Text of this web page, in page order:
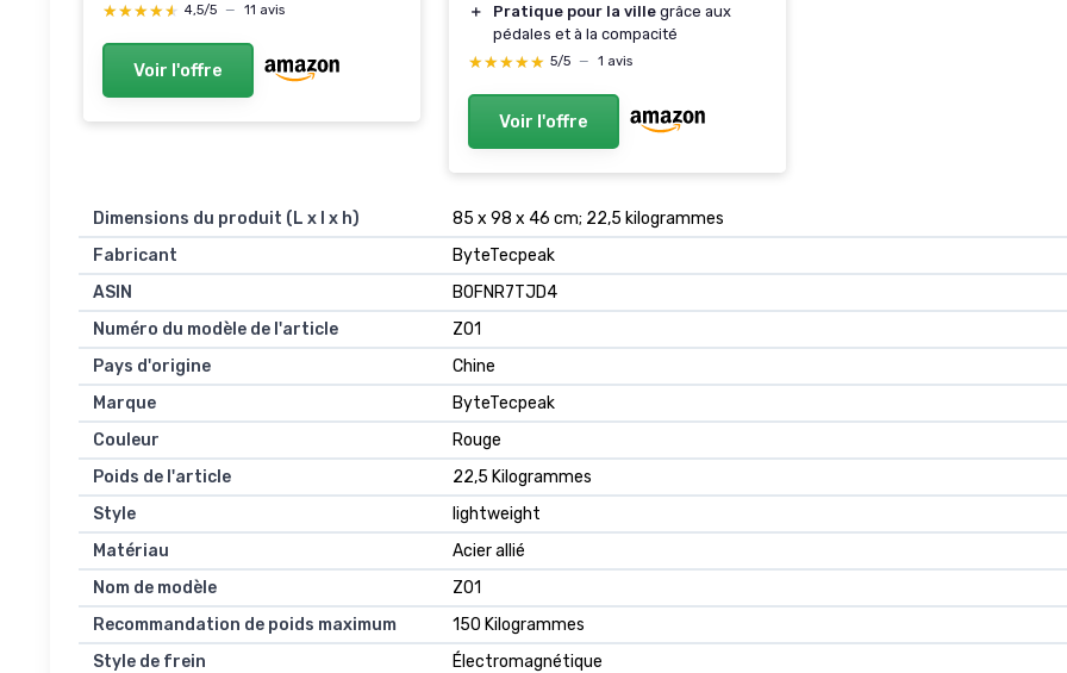
★★★★★
★★★★★ 4,5/5 — 11 avis
Voir l'offre
＋
Pratique pour la ville grâce aux
pédales et à la compacité
★★★★★
★★★★★ 5/5 — 1 avis
Voir l'offre
Dimensions du produit (L x l x h)
85 x 98 x 46 cm; 22,5 kilogrammes
Fabricant
ByteTecpeak
ASIN
B0FNR7TJD4
Numéro du modèle de l'article
Z01
Pays d'origine
Chine
Marque
ByteTecpeak
Couleur
Rouge
Poids de l'article
22,5 Kilogrammes
Style
lightweight
Matériau
Acier allié
Nom de modèle
Z01
Recommandation de poids maximum
150 Kilogrammes
Style de frein
Électromagnétique